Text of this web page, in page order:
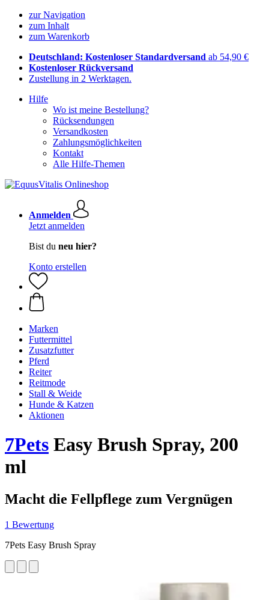
zur Navigation
zum Inhalt
zum Warenkorb
Deutschland: Kostenloser Standardversand ab 54,90 €
Kostenloser Rückversand
Zustellung in 2 Werktagen.
Hilfe
Wo ist meine Bestellung?
Rücksendungen
Versandkosten
Zahlungsmöglichkeiten
Kontakt
Alle Hilfe-Themen
Anmelden
Jetzt anmelden
Bist du neu hier?
Konto erstellen
Marken
Futtermittel
Zusatzfutter
Pferd
Reiter
Reitmode
Stall & Weide
Hunde & Katzen
Aktionen
7Pets Easy Brush Spray, 200
ml
Macht die Fellpflege zum Vergnügen
1 Bewertung
7Pets Easy Brush Spray